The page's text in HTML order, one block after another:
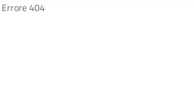
Errore 404